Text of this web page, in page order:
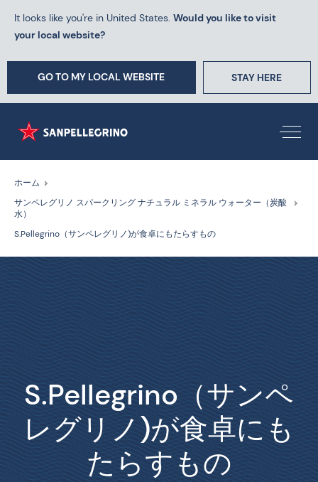
It looks like you're in United States. Would you like to visit
your local website?
GO TO MY LOCAL WEBSITE STAY HERE
ホーム
サンペレグリノ スパークリング ナチュラル ミネラル ウォーター（炭酸
水）
S.Pellegrino（サンペレグリノ)が食卓にもたらすもの
S.Pellegrino（サンペ
レグリノ)が食卓にも
たらすもの